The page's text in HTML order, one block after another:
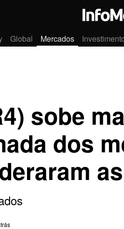
Global Mercados
sobe
dos